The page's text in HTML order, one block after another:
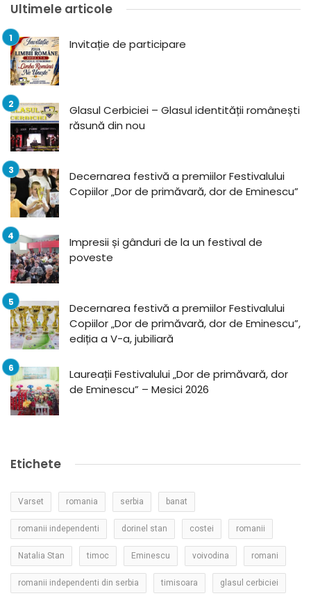
Ultimele articole
Invitație de participare
Glasul Cerbiciei – Glasul identității românești
răsună din nou
Decernarea festivă a premiilor Festivalului
Copiilor „Dor de primăvară, dor de Eminescu”
Impresii și gânduri de la un festival de
poveste
Decernarea festivă a premiilor Festivalului
Copiilor „Dor de primăvară, dor de Eminescu”,
ediția a V-a, jubiliară
Laureații Festivalului „Dor de primăvară, dor
de Eminescu” – Mesici 2026
Etichete
Varset romania serbia banat
romanii independenti dorinel stan costei romanii
Natalia Stan timoc Eminescu voivodina romani
romanii independenti din serbia timisoara glasul cerbiciei